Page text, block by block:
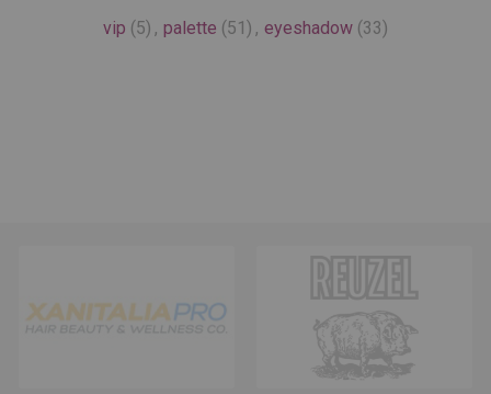
vip (5) , palette (51) , eyeshadow (33)